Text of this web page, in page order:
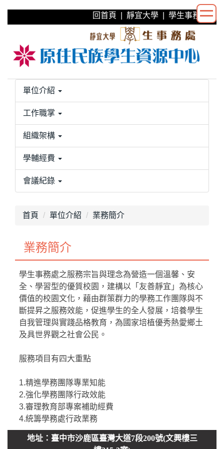
跳
區
回首頁 靜宜大學 學生事務處
單位介紹
工作職掌
組織架構
學輔經費
會議紀錄
首頁 單位介紹 業務簡介
業務簡介
學生事務處之服務宗旨與理念為營造一個溫馨、安
全、學習型的優質校園，建構以「友善靜宜」為核心
價值的校園文化，藉由群策群力的學務工作團隊與不
斷提昇之服務效能，促進學生的全人發展，培養學生
自我管理與實踐品格教育，為國家培植優秀熱愛鄉土
及具世界觀之社會公民。
服務項目有四大重點
1.精進學務團隊專業知能
2.強化學務團隊行政效能
3.審理教育部專案補助經費
4.統籌學務處行政業務
地址：臺中市沙鹿區臺灣大道7段200號(文興樓三